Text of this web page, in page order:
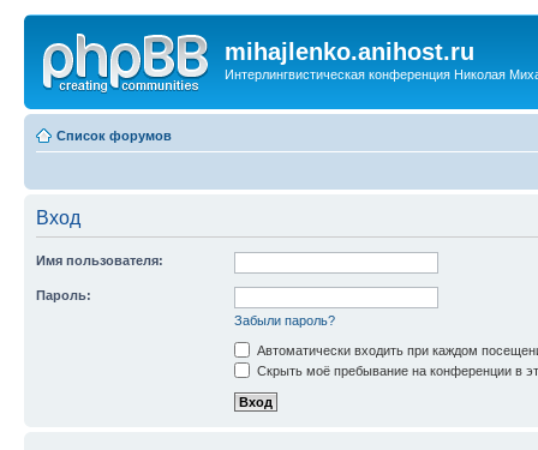
mihajlenko.anihost.ru
Интерлингвистическая конференция Николая
Список форумов
Вход
Имя пользователя:
Пароль:
Забыли пароль?
Автоматически входить при каждом
Скрыть моё пребывание на конференции в